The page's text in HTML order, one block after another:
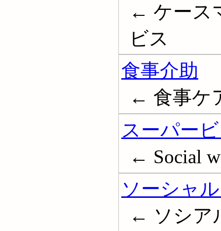
← ケース
ビス
食事介助
← 食事ケ
スーパー
← Social
ソーシャ
← ソシア